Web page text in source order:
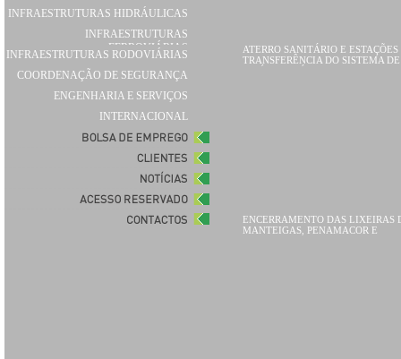
INFRAESTRUTURAS HIDRÁULICAS
INFRAESTRUTURAS
FERROVIÁRIAS
INFRAESTRUTURAS RODOVIÁRIAS
COORDENAÇÃO DE SEGURANÇA
ENGENHARIA E SERVIÇOS
INTERNACIONAL
ATERRO SANITÁRIO E ESTAÇÕES
TRANSFERÊNCIA DO SISTEMA DE
ENCERRAMENTO DAS LIXEIRAS
MANTEIGAS, PENAMACOR E